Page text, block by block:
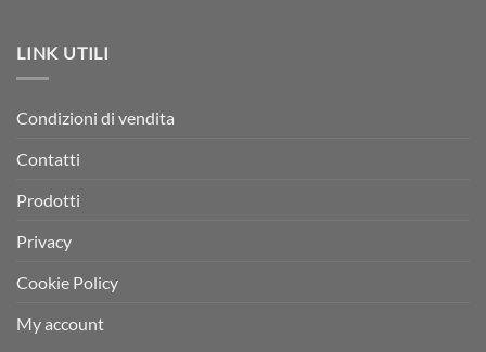
LINK UTILI
Condizioni di vendita
Contatti
Prodotti
Privacy
Cookie Policy
My account